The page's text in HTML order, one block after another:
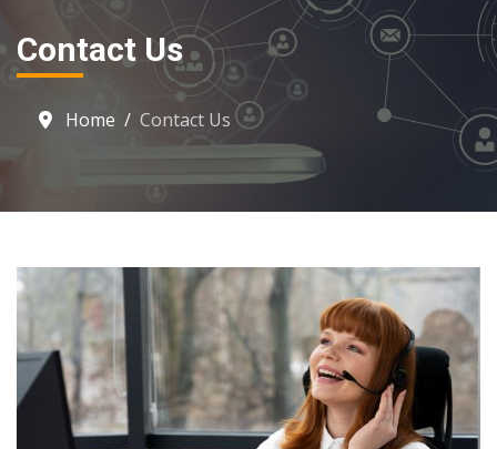
Contact Us
Home Contact Us